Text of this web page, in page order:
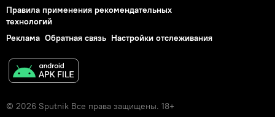
Правила применения рекомендательных
технологий
Реклама Обратная связь Настройки отслеживания
© 2026 Sputnik Все права защищены. 18+